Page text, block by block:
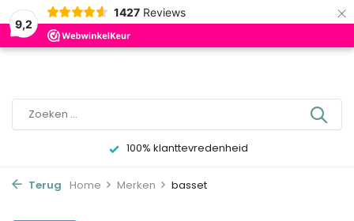
9,2
1427 Reviews ×
0
100% klanttevredenheid
Terug Home Merken basset